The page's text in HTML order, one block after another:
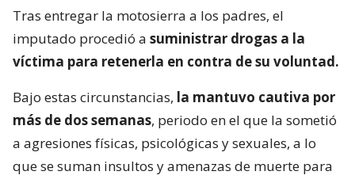
Tras entregar la motosierra a los padres, el
imputado procedió a suministrar drogas a la
víctima para retenerla en contra de su voluntad.
Bajo estas circunstancias, la mantuvo cautiva por
más de dos semanas, periodo en el que la sometió
a agresiones físicas, psicológicas y sexuales, a lo
que se suman insultos y amenazas de muerte para